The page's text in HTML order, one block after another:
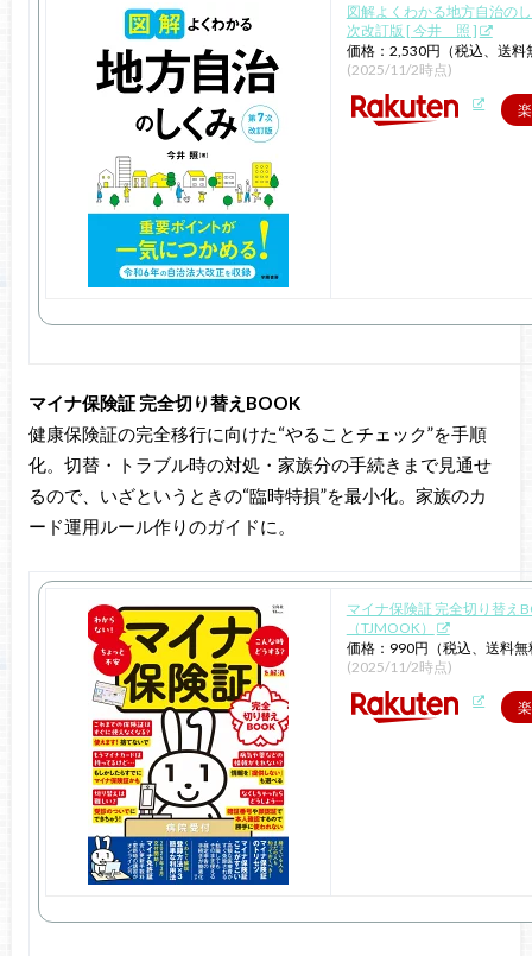
図解よくわかる地方自治の
次改訂版 [ 今井 照 ]
価格：2,530円（税込、送料
(2025/11/2時点)
マイナ保険証 完全切り替えBOOK
健康保険証の完全移行に向けた“やることチェック”を手順
化。切替・トラブル時の対処・家族分の手続きまで見通せ
るので、いざというときの“臨時特損”を最小化。家族のカ
ード運用ルール作りのガイドに。
マイナ保険証 完全切り替え
（TJMOOK）
価格：990円（税込、送料無
(2025/11/2時点)